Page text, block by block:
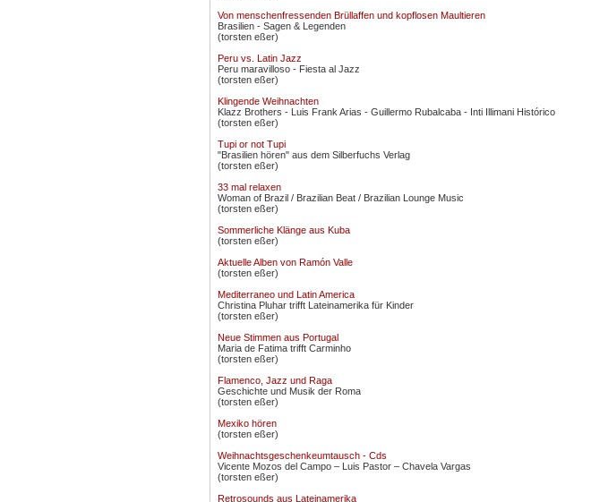
Von menschenfressenden Brüllaffen und kopflosen Maultieren
Brasilien - Sagen & Legenden
(torsten eßer)
Peru vs. Latin Jazz
Peru maravilloso - Fiesta al Jazz
(torsten eßer)
Klingende Weihnachten
Klazz Brothers - Luis Frank Arias - Guillermo Rubalcaba - Inti Illimani Histórico
(torsten eßer)
Tupi or not Tupi
"Brasilien hören" aus dem Silberfuchs Verlag
(torsten eßer)
33 mal relaxen
Woman of Brazil / Brazilian Beat / Brazilian Lounge Music
(torsten eßer)
Sommerliche Klänge aus Kuba
(torsten eßer)
Aktuelle Alben von Ramón Valle
(torsten eßer)
Mediterraneo und Latin America
Christina Pluhar trifft Lateinamerika für Kinder
(torsten eßer)
Neue Stimmen aus Portugal
Maria de Fatima trifft Carminho
(torsten eßer)
Flamenco, Jazz und Raga
Geschichte und Musik der Roma
(torsten eßer)
Mexiko hören
(torsten eßer)
Weihnachtsgeschenkeumtausch - Cds
Vicente Mozos del Campo – Luis Pastor – Chavela Vargas
(torsten eßer)
Retrosounds aus Lateinamerika